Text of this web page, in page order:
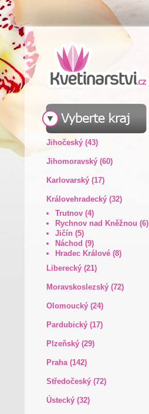
Jihočeský (43)
Jihomoravský (60)
Karlovarský (17)
Královehradecký (32)
Trutnov (4)
Rychnov nad Kněžnou (6)
Jičín (5)
Náchod (9)
Hradec Králové (8)
Liberecký (21)
Moravskoslezský (72)
Olomoucký (24)
Pardubický (17)
Plzeňský (29)
Praha (142)
Středočeský (72)
Ústecký (32)